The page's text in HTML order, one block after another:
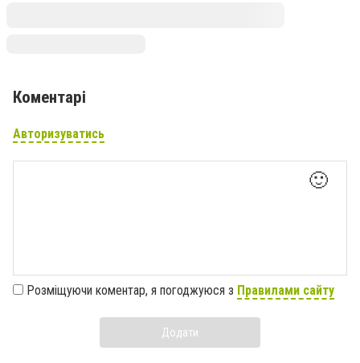
Коментарі
Авторизуватись
🙂
Розміщуючи коментар, я погоджуюся з Правилами сайту
Додати